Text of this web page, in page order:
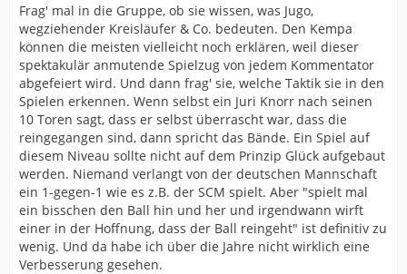
Frag' mal in die Gruppe, ob sie wissen, was Jugo,
wegziehender Kreisläufer & Co. bedeuten. Den Kempa
können die meisten vielleicht noch erklären, weil dieser
spektakulär anmutende Spielzug von jedem Kommentator
abgefeiert wird. Und dann frag' sie, welche Taktik sie in den
Spielen erkennen. Wenn selbst ein Juri Knorr nach seinen
10 Toren sagt, dass er selbst überrascht war, dass die
reingegangen sind, dann spricht das Bände. Ein Spiel auf
diesem Niveau sollte nicht auf dem Prinzip Glück aufgebaut
werden. Niemand verlangt von der deutschen Mannschaft
ein 1-gegen-1 wie es z.B. der SCM spielt. Aber "spielt mal
ein bisschen den Ball hin und her und irgendwann wirft
einer in der Hoffnung, dass der Ball reingeht" ist definitiv zu
wenig. Und da habe ich über die Jahre nicht wirklich eine
Verbesserung gesehen.